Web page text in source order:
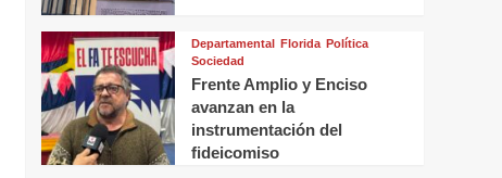
Departamental Florida Política
Sociedad
Frente Amplio y Enciso
avanzan en la
instrumentación del
fideicomiso